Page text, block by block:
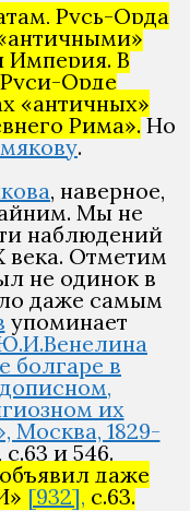
Русь-Орда
Империя. В
Орде
«античных»
Рима».Но
.
, наверное,
Мы не
наблюдений
века. Отметим
не одинок в
даже самым
упоминает
болгаре в
их
Москва, 1829-
, с.63 и 546.
даже
[932], с.63.